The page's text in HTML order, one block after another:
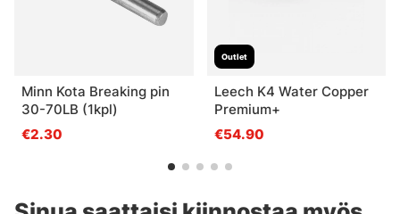
Minn Kota Breaking pin
30-70LB (1kpl)
€2.30
Outlet
Leech K4 Water Copper
Premium+
€54.90